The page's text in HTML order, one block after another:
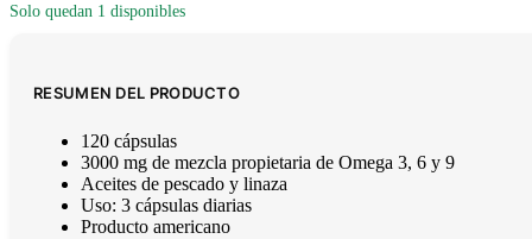
Solo quedan 1 disponibles
RESUMEN DEL PRODUCTO
120 cápsulas
3000 mg de mezcla propietaria de Omega 3, 6 y 9
Aceites de pescado y linaza
Uso: 3 cápsulas diarias
Producto americano